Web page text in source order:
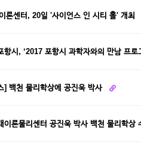
론센터, 20일 '사이언스 인 시티 홀' 개최
항시, ‘2017 포항시 과학자와의 만남 프로
] 백천 물리학상에 공진욱 박사
이론물리센터 공진욱 박사 백천 물리학상